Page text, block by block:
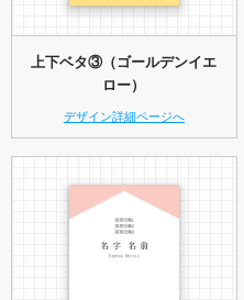
上下ベタ③（ゴールデンイエ
ロー）
デザイン詳細ページへ